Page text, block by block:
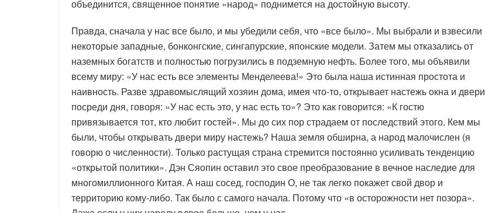
объединится, священное понятие «народ» поднимется на достойную высоту.
Правда, сначала у нас все было, и мы убедили себя, что «все было». Мы выбрали и взвесили
некоторые западные, бонконгские, сингапурские, японские модели. Затем мы отказались от
наземных богатств и полностью погрузились в подземную нефть. Более того, мы объявили
всему миру: «У нас есть все элементы Менделеева!» Это была наша истинная простота и
наивность. Разве здравомыслящий хозяин дома, имея что-то, открывает настежь окна и двери
посреди дня, говоря: «У нас есть это, у нас есть то»? Это как говорится: «К гостю
привязывается тот, кто любит гостей». Мы до сих пор страдаем от последствий этого. Кем мы
были, чтобы открывать двери миру настежь? Наша земля обширна, а народ малочислен (я
говорю о численности). Только растущая страна стремится постоянно усиливать тенденцию
«открытой политики». Дэн Сяопин оставил это свое преобразование в вечное наследие для
многомиллионного Китая. А наш сосед, господин О, не так легко покажет свой двор и
территорию кому-либо. Так было с самого начала. Потому что «в осторожности нет позора».